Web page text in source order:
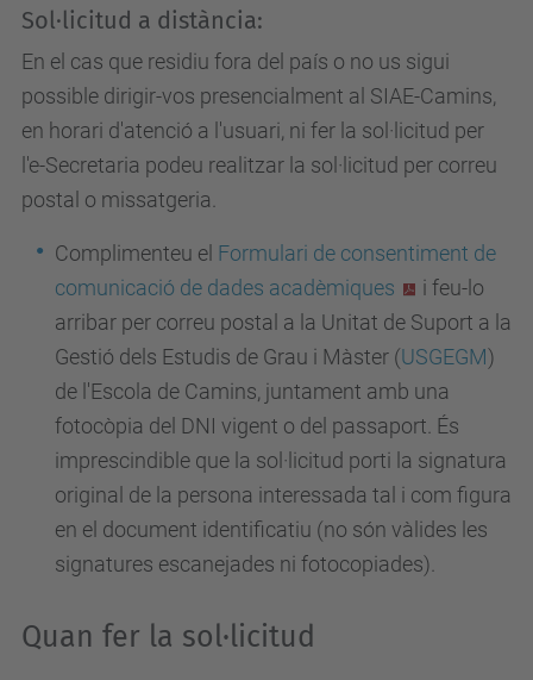
Sol·licitud a distància:
En el cas que residiu fora del país o no us sigui
possible dirigir-vos presencialment al SIAE-Camins,
en horari d'atenció a l'usuari, ni fer la sol·licitud per
l'e-Secretaria podeu realitzar la sol·licitud per correu
postal o missatgeria.
Complimenteu el Formulari de consentiment de
comunicació de dades acadèmiques
i feu-lo
arribar per correu postal a la Unitat de Suport a la
Gestió dels Estudis de Grau i Màster (USGEGM)
de l'Escola de Camins, juntament amb una
fotocòpia del DNI vigent o del passaport. És
imprescindible que la sol·licitud porti la signatura
original de la persona interessada tal i com figura
en el document identificatiu (no són vàlides les
signatures escanejades ni fotocopiades).
Quan fer la sol·licitud